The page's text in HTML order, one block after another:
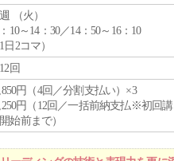
（火 ）
10～14：30／14：50～16：10
1日2コマ）
回
円（4回／分割支払い）×3
円（12回／一括前納支払※初回講
始前まで）